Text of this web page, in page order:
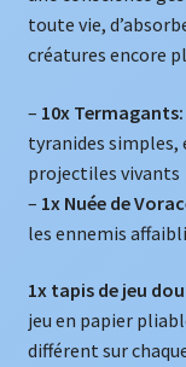
toute vie,
créatures encore
– 10x Termagants:
tyranides simples,
projectiles vivants
– 1x Nuée de
les ennemis
1x tapis de jeu
jeu en papier
différent sur